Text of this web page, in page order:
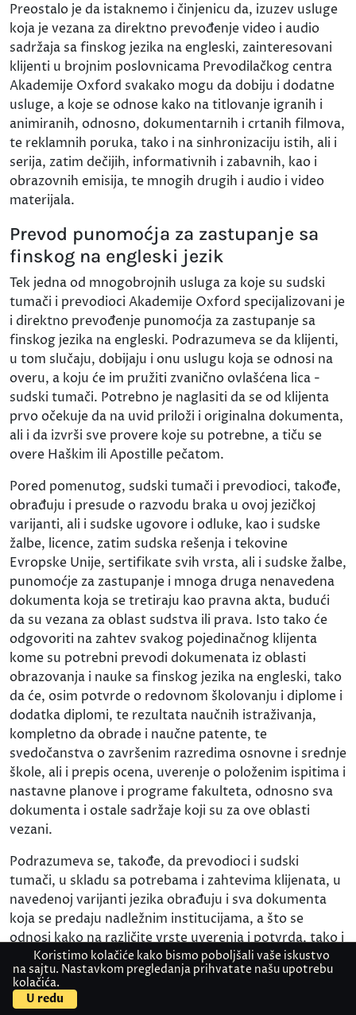
Preostalo je da istaknemo i činjenicu da, izuzev usluge
koja je vezana za direktno prevođenje video i audio
sadržaja sa finskog jezika na engleski, zainteresovani
klijenti u brojnim poslovnicama Prevodilačkog centra
Akademije Oxford svakako mogu da dobiju i dodatne
usluge, a koje se odnose kako na titlovanje igranih i
animiranih, odnosno, dokumentarnih i crtanih filmova,
te reklamnih poruka, tako i na sinhronizaciju istih, ali i
serija, zatim dečijih, informativnih i zabavnih, kao i
obrazovnih emisija, te mnogih drugih i audio i video
materijala.
Prevod punomoćja za zastupanje sa
finskog na engleski jezik
Tek jedna od mnogobrojnih usluga za koje su sudski
tumači i prevodioci Akademije Oxford specijalizovani je
i direktno prevođenje punomoćja za zastupanje sa
finskog jezika na engleski. Podrazumeva se da klijenti,
u tom slučaju, dobijaju i onu uslugu koja se odnosi na
overu, a koju će im pružiti zvanično ovlašćena lica -
sudski tumači. Potrebno je naglasiti da se od klijenta
prvo očekuje da na uvid priloži i originalna dokumenta,
ali i da izvrši sve provere koje su potrebne, a tiču se
overe Haškim ili Apostille pečatom.
Pored pomenutog, sudski tumači i prevodioci, takođe,
obrađuju i presude o razvodu braka u ovoj jezičkoj
varijanti, ali i sudske ugovore i odluke, kao i sudske
žalbe, licence, zatim sudska rešenja i tekovine
Evropske Unije, sertifikate svih vrsta, ali i sudske žalbe,
punomoćje za zastupanje i mnoga druga nenavedena
dokumenta koja se tretiraju kao pravna akta, budući
da su vezana za oblast sudstva ili prava. Isto tako će
odgovoriti na zahtev svakog pojedinačnog klijenta
kome su potrebni prevodi dokumenata iz oblasti
obrazovanja i nauke sa finskog jezika na engleski, tako
da će, osim potvrde o redovnom školovanju i diplome i
dodatka diplomi, te rezultata naučnih istraživanja,
kompletno da obrade i naučne patente, te
svedočanstva o završenim razredima osnovne i srednje
škole, ali i prepis ocena, uverenje o položenim ispitima i
nastavne planove i programe fakulteta, odnosno sva
dokumenta i ostale sadržaje koji su za ove oblasti
vezani.
Podrazumeva se, takođe, da prevodioci i sudski
tumači, u skladu sa potrebama i zahtevima klijenata, u
navedenoj varijanti jezika obrađuju i sva dokumenta
koja se predaju nadležnim institucijama, a što se
odnosi kako na različite vrste uverenja i potvrda, tako i
na sve tipove izjava i saglasnosti (potvrda o visini
primanja, saglasnost za zastupanje, potvrda o
slobodnom bračnom stanju, uverenje o nekažnjavanju,
Kontaktirajte nas
Koristimo kolačiće kako bismo poboljšali vaše iskustvo
na sajtu. Nastavkom pregledanja prihvatate našu upotrebu
kolačića.
U redu